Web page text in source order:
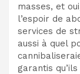
masses, et
l’espoir de
services de
aussi à quel
garantis